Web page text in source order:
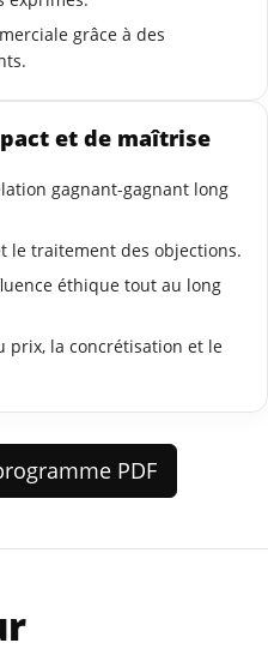
grâce à des
et de maîtrise
gagnant-gagnant long
le traitement des objections.
éthique tout au long
prix, la concrétisation et le
PDF